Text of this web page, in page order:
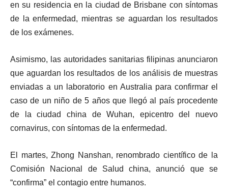
en su residencia en la ciudad de Brisbane con síntomas
de la enfermedad, mientras se aguardan los resultados
de los exámenes.
Asimismo, las autoridades sanitarias filipinas anunciaron
que aguardan los resultados de los análisis de muestras
enviadas a un laboratorio en Australia para confirmar el
caso de un niño de 5 años que llegó al país procedente
de la ciudad china de Wuhan, epicentro del nuevo
cornavirus, con síntomas de la enfermedad.
El martes,Zhong Nanshan, renombrado científico de la
Comisión Nacional de Salud china, anunció que se
“confirma” el contagio entre humanos.